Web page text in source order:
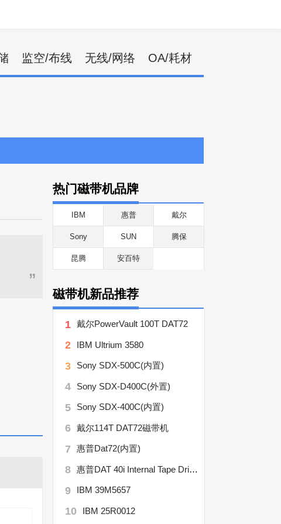
监空/布线 无线/网络 OA/耗材
”
热门磁带机品牌
IBM 惠普 戴尔
Sony SUN 腾保
昆腾 安百特
磁带机新品推荐
1 戴尔PowerVault 100T DAT72
2 IBM Ultrium 3580
3 Sony SDX-500C(内置)
4 Sony SDX-D400C(外置)
5 Sony SDX-400C(内置)
6 戴尔114T DAT72磁带机
7 惠普Dat72(内置)
8 惠普DAT 40i Internal Tape Drive(C5686C)
9 IBM 39M5657
10 IBM 25R0012